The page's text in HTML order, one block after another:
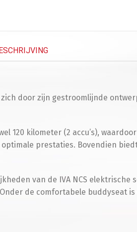
door zijn gestroomlijnde
120 kilometer (2 accu’s),
prestaties. Bovendien
van de IVA NCS
de comfortabele buddyseat